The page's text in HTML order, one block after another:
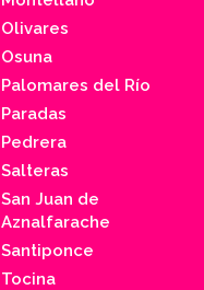
Olivares
Osuna
Palomares del Río
Paradas
Pedrera
Salteras
San Juan de
Aznalfarache
Santiponce
Tocina